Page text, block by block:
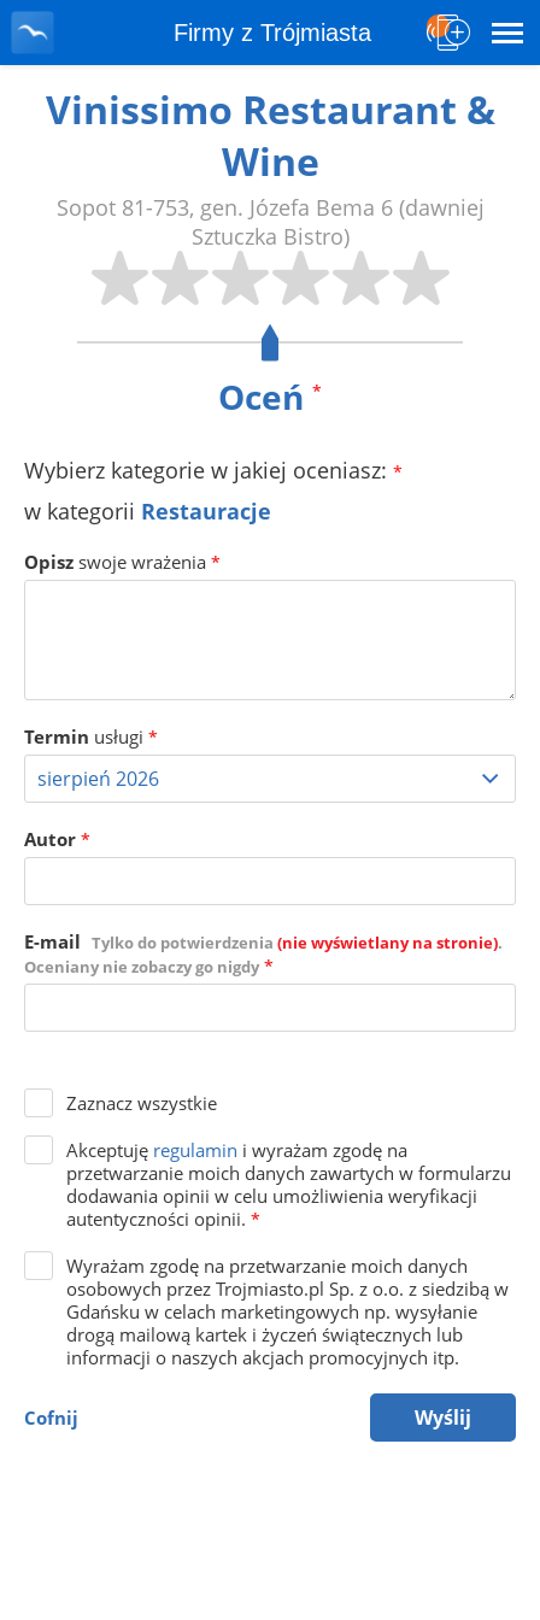
Firmy z Trójmiasta
Vinissimo Restaurant &
Wine
Sopot 81-753, gen. Józefa Bema 6 (dawniej
Sztuczka Bistro)
Oceń *
Wybierz kategorie w jakiej oceniasz: *
w kategorii Restauracje
Opisz swoje wrażenia *
Termin usługi *
Autor *
E-mail Tylko do potwierdzenia (nie wyświetlany na stronie).
Oceniany nie zobaczy go nigdy *
Zaznacz wszystkie
Akceptuję regulamin i wyrażam zgodę na
przetwarzanie moich danych zawartych w formularzu
dodawania opinii w celu umożliwienia weryfikacji
autentyczności opinii. *
Wyrażam zgodę na przetwarzanie moich danych
osobowych przez Trojmiasto.pl Sp. z o.o. z siedzibą w
Gdańsku w celach marketingowych np. wysyłanie
drogą mailową kartek i życzeń świątecznych lub
informacji o naszych akcjach promocyjnych itp.
Cofnij Wyślij